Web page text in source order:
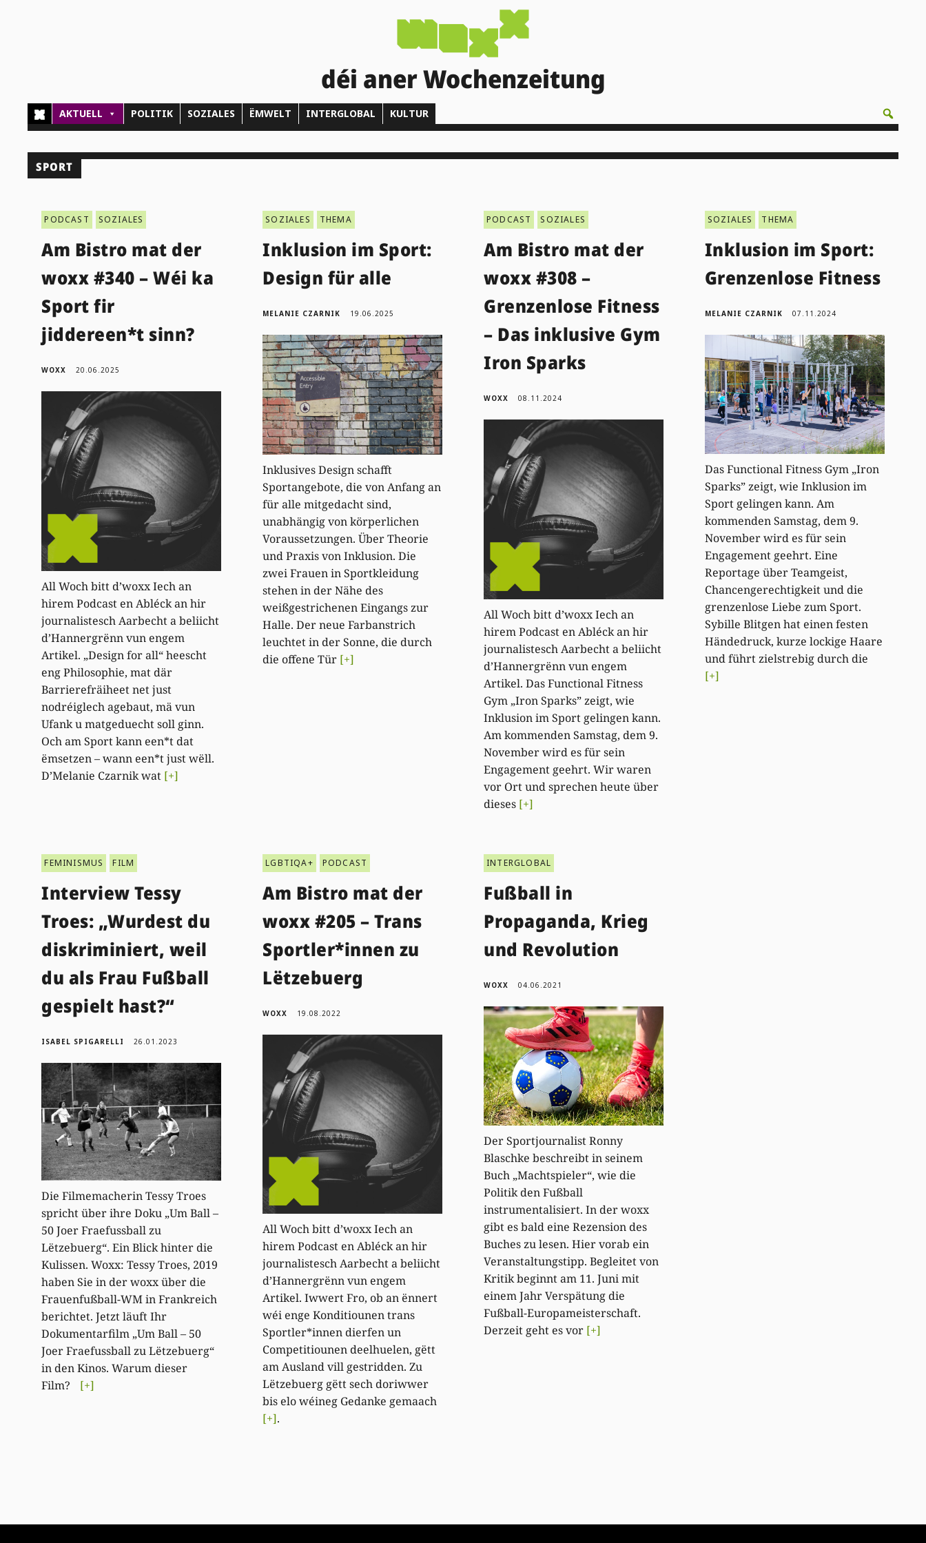
déi aner Wochenzeitung
AKTUELL POLITIK SOZIALES ËMWELT INTERGLOBAL KULTUR
SPORT
PODCAST SOZIALES
Am Bistro mat der
woxx #340 – Wéi ka
Sport fir
jiddereen*t sinn?
WOXX 20.06.2025
All Woch bitt d’woxx Iech an
hirem Podcast en Abléck an hir
journalistesch Aarbecht a beliicht
d’Hannergrënn vun engem
Artikel. „Design for all“ heescht
eng Philosophie, mat där
Barrierefräiheet net just
nodréiglech agebaut, mä vun
Ufank u matgeduecht soll ginn.
Och am Sport kann een*t dat
ëmsetzen – wann een*t just wëll.
D’Melanie Czarnik wat [+]
SOZIALES THEMA
Inklusion im Sport:
Design für alle
MELANIE CZARNIK 19.06.2025
Inklusives Design schafft
Sportangebote, die von Anfang an
für alle mitgedacht sind,
unabhängig von körperlichen
Voraussetzungen. Über Theorie
und Praxis von Inklusion. Die
zwei Frauen in Sportkleidung
stehen in der Nähe des
weißgestrichenen Eingangs zur
Halle. Der neue Farbanstrich
leuchtet in der Sonne, die durch
die offene Tür [+]
PODCAST SOZIALES
Am Bistro mat der
woxx #308 –
Grenzenlose Fitness
– Das inklusive Gym
Iron Sparks
WOXX 08.11.2024
All Woch bitt d’woxx Iech an
hirem Podcast en Abléck an hir
journalistesch Aarbecht a beliicht
d’Hannergrënn vun engem
Artikel. Das Functional Fitness
Gym „Iron Sparks” zeigt, wie
Inklusion im Sport gelingen kann.
Am kommenden Samstag, dem 9.
November wird es für sein
Engagement geehrt. Wir waren
vor Ort und sprechen heute über
dieses [+]
SOZIALES THEMA
Inklusion im Sport:
Grenzenlose Fitness
MELANIE CZARNIK 07.11.2024
Das Functional Fitness Gym „Iron
Sparks” zeigt, wie Inklusion im
Sport gelingen kann. Am
kommenden Samstag, dem 9.
November wird es für sein
Engagement geehrt. Eine
Reportage über Teamgeist,
Chancengerechtigkeit und die
grenzenlose Liebe zum Sport.
Sybille Blitgen hat einen festen
Händedruck, kurze lockige Haare
und führt zielstrebig durch die
[+]
FEMINISMUS FILM
Interview Tessy
Troes: „Wurdest du
diskriminiert, weil
du als Frau Fußball
gespielt hast?“
ISABEL SPIGARELLI 26.01.2023
Die Filmemacherin Tessy Troes
spricht über ihre Doku „Um Ball –
50 Joer Fraefussball zu
Lëtzebuerg“. Ein Blick hinter die
Kulissen. Woxx: Tessy Troes, 2019
haben Sie in der woxx über die
Frauenfußball-WM in Frankreich
berichtet. Jetzt läuft Ihr
Dokumentarfilm „Um Ball – 50
Joer Fraefussball zu Lëtzebuerg“
in den Kinos. Warum dieser
Film? [+]
LGBTIQA+ PODCAST
Am Bistro mat der
woxx #205 – Trans
Sportler*innen zu
Lëtzebuerg
WOXX 19.08.2022
All Woch bitt d’woxx Iech an
hirem Podcast en Abléck an hir
journalistesch Aarbecht a beliicht
d’Hannergrënn vun engem
Artikel. Iwwert Fro, ob an ënnert
wéi enge Konditiounen trans
Sportler*innen dierfen un
Competitiounen deelhuelen, gëtt
am Ausland vill gestridden. Zu
Lëtzebuerg gëtt sech doriwwer
bis elo wéineg Gedanke gemaach
[+].
INTERGLOBAL
Fußball in
Propaganda, Krieg
und Revolution
WOXX 04.06.2021
Der Sportjournalist Ronny
Blaschke beschreibt in seinem
Buch „Machtspieler“, wie die
Politik den Fußball
instrumentalisiert. In der woxx
gibt es bald eine Rezension des
Buches zu lesen. Hier vorab ein
Veranstaltungstipp. Begleitet von
Kritik beginnt am 11. Juni mit
einem Jahr Verspätung die
Fußball-Europameisterschaft.
Derzeit geht es vor [+]